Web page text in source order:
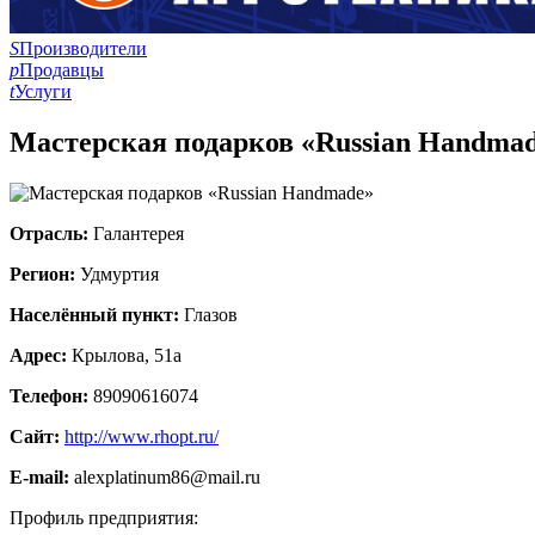
SПроизводители
pПродавцы
tУслуги
Мастерская подарков «Russian
Отрасль: Галантерея
Регион: Удмуртия
Населённый пункт: Глазов
Адрес: Крылова, 51а
Телефон: 89090616074
Сайт: http://www.rhopt.ru/
E-mail: alexplatinum86@mail.ru
Профиль предприятия: